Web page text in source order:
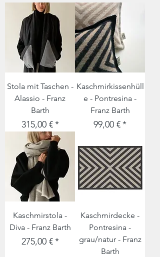
Stola mit Taschen -
Alassio - Franz
Barth
Preis
315,00 €
Kaschmirkissenhüll
e - Pontresina -
Franz Barth
Preis
99,00 €
Kaschmirstola -
Diva - Franz Barth
Preis
275,00 €
Kaschmirdecke -
Pontresina -
grau/natur - Franz
Barth